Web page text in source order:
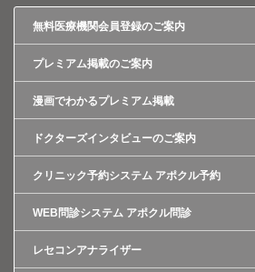
無料医療機関会員登録のご案内
プレミアム掲載のご案内
漫画でわかるプレミアム掲載
ドクターズインタビューのご案内
クリニック予約システム アポクル予約
WEB問診システム アポクル問診
レセコンアナライザー